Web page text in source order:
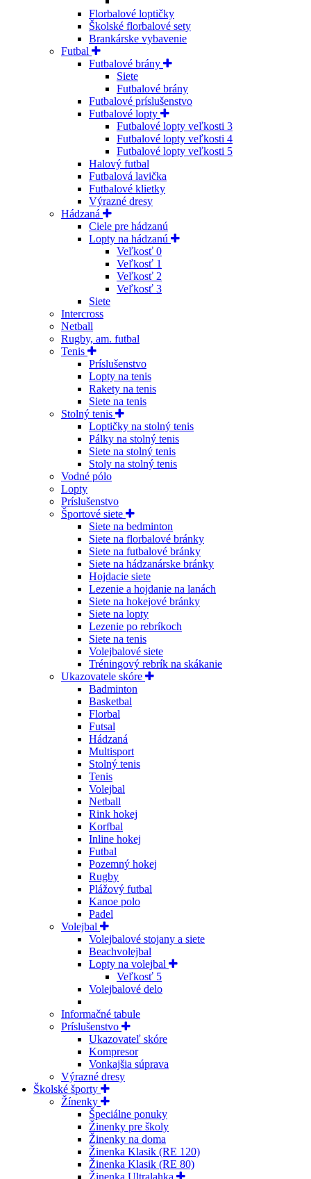
Florbalové loptičky
Školské florbalové sety
Brankárske vybavenie
Futbal
Futbalové brány
Siete
Futbalové brány
Futbalové príslušenstvo
Futbalové lopty
Futbalové lopty veľkosti 3
Futbalové lopty veľkosti 4
Futbalové lopty veľkosti 5
Halový futbal
Futbalová lavička
Futbalové klietky
Výrazné dresy
Hádzaná
Ciele pre hádzanú
Lopty na hádzanú
Veľkosť 0
Veľkosť 1
Veľkosť 2
Veľkosť 3
Siete
Intercross
Netball
Rugby, am. futbal
Tenis
Príslušenstvo
Lopty na tenis
Rakety na tenis
Siete na tenis
Stolný tenis
Loptičky na stolný tenis
Pálky na stolný tenis
Siete na stolný tenis
Stoly na stolný tenis
Vodné pólo
Lopty
Príslušenstvo
Športové siete
Siete na bedminton
Siete na florbalové bránky
Siete na futbalové bránky
Siete na hádzanárske bránky
Hojdacie siete
Lezenie a hojdanie na lanách
Siete na hokejové bránky
Siete na lopty
Lezenie po rebríkoch
Siete na tenis
Volejbalové siete
Tréningový rebrík na skákanie
Ukazovatele skóre
Badminton
Basketbal
Florbal
Futsal
Hádzaná
Multisport
Stolný tenis
Tenis
Volejbal
Netball
Rink hokej
Korfbal
Inline hokej
Futbal
Pozemný hokej
Rugby
Plážový futbal
Kanoe polo
Padel
Volejbal
Volejbalové stojany a siete
Beachvolejbal
Lopty na volejbal
Veľkosť 5
Volejbalové delo
Informačné tabule
Príslušenstvo
Ukazovateľ skóre
Kompresor
Vonkajšia súprava
Výrazné dresy
Školské športy
Žínenky
Špeciálne ponuky
Žinenky pre školy
Žinenky na doma
Žinenka Klasik (RE 120)
Žinenka Klasik (RE 80)